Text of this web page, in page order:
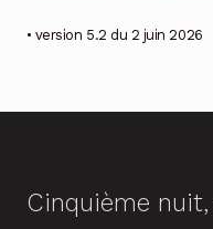
• version 5.2 du 2 juin 2026
Cinquième